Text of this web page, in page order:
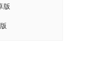
版